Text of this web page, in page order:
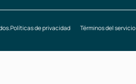
Políticas de privacidad Términos del servicio